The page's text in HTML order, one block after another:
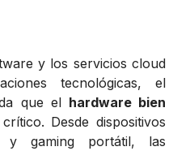
y los servicios cloud
tecnológicas, el
que el hardware bien
Desde dispositivos
y gaming portátil, las